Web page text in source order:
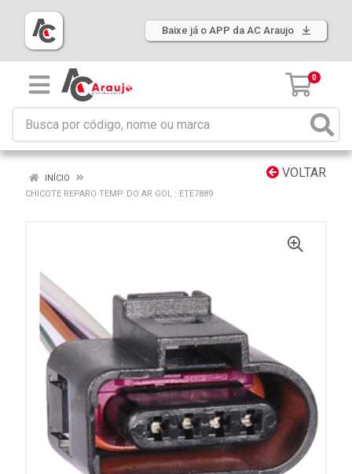
Baixe já o APP da AC Araujo
0
VOLTAR
INÍCIO
CHICOTE REPARO TEMP. DO AR GOL : ETE7889